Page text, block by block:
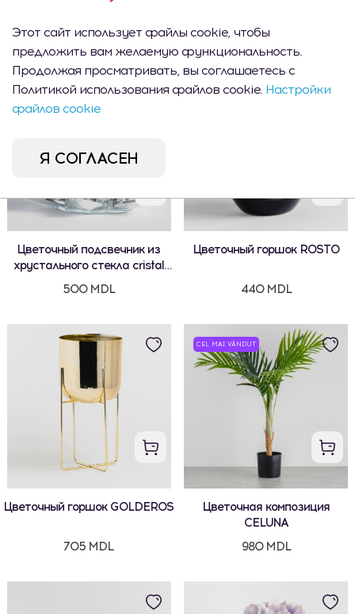
395 MDL 995 MDL
CEL MAI VÂNDUT
Цветочный подсвечник из
хрустального стекла cristal
shine
500 MDL
Цветочный горшок ROSTO
440 MDL
Цветочный горшок GOLDEROS
705 MDL
CEL MAI VÂNDUT
Цветочная композиция
CELUNA
980 MDL
Этот сайт использует файлы cookie, чтобы
предложить вам желаемую функциональность.
Продолжая просматривать, вы соглашаетесь с
Политикой использования файлов cookie. Настройки
файлов cookie
Я СОГЛАСЕН